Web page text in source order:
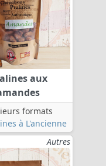
aux
formats
à L'ancienne
Autres